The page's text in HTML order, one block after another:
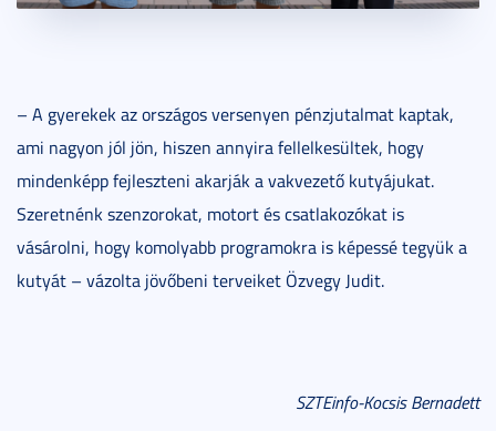
– A gyerekek az országos versenyen pénzjutalmat kaptak,
ami nagyon jól jön, hiszen annyira fellelkesültek, hogy
mindenképp fejleszteni akarják a vakvezető kutyájukat.
Szeretnénk szenzorokat, motort és csatlakozókat is
vásárolni, hogy komolyabb programokra is képessé tegyük a
kutyát – vázolta jövőbeni terveiket Özvegy Judit.
SZTEinfo-Kocsis Bernadett